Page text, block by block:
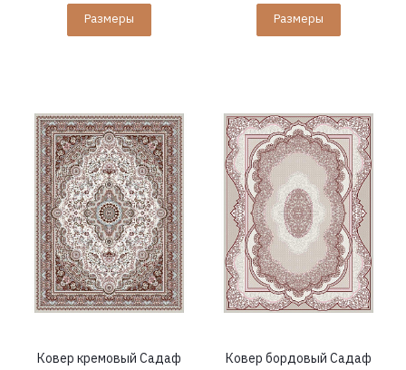
Размеры Размеры
Ковер кремовый Садаф
Ковер бордовый Садаф